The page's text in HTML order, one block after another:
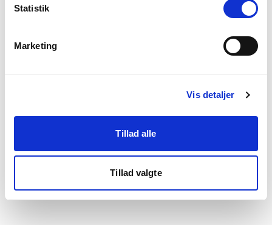
Statistik
Marketing
Vis detaljer
Tillad alle
Tillad valgte